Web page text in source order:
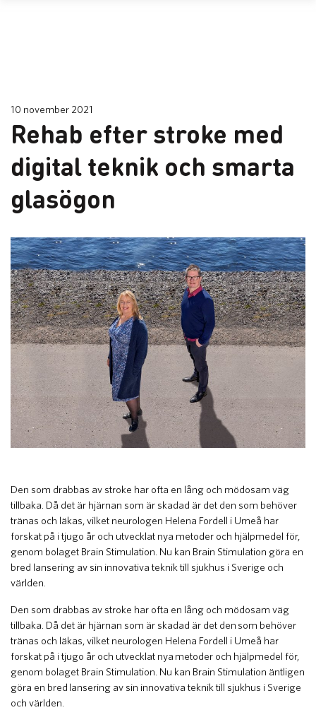
10 november 2021
Rehab efter stroke med
digital teknik och smarta
glasögon
Den som drabbas av stroke har ofta en lång och mödosam väg
tillbaka. Då det är hjärnan som är skadad är det den som behöver
tränas och läkas, vilket neurologen Helena Fordell i Umeå har
forskat på i tjugo år och utvecklat nya metoder och hjälpmedel för,
genom bolaget Brain Stimulation. Nu kan Brain Stimulation göra en
bred lansering av sin innovativa teknik till sjukhus i Sverige och
världen.
Den som drabbas av stroke har ofta en lång och mödosam väg
tillbaka. Då det är hjärnan som är skadad är det den som behöver
tränas och läkas, vilket neurologen Helena Fordell i Umeå har
forskat på i tjugo år och utvecklat nya metoder och hjälpmedel för,
genom bolaget Brain Stimulation. Nu kan Brain Stimulation äntligen
göra en bred lansering av sin innovativa teknik till sjukhus i Sverige
och världen.